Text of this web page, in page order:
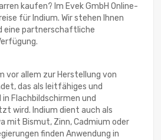
kaufen? Im Evek GmbH Online-
für Indium. Wir stehen Ihnen
eine partnerschaftliche
vor allem zur Herstellung von
das als leitfähiges und
Flachbildschirmen und
wird. Indium dient auch als
mit Bismut, Zinn, Cadmium oder
finden Anwendung in